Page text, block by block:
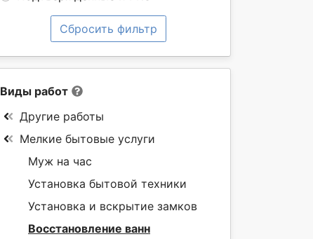
Сбросить фильтр
Виды работ
Другие работы
Мелкие бытовые услуги
Муж на час
Установка бытовой техники
Установка и вскрытие замков
Восстановление ванн